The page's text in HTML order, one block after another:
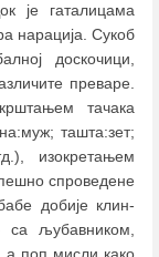
је гаталицама
нарација. Сукоб
доскочици,
преваре.
тачака
ташта:зет;
изокретањем
спроведене
добије клин-
са љубавником,